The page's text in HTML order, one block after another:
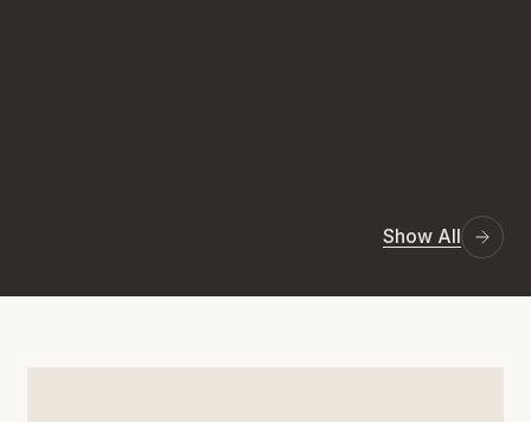
Show All